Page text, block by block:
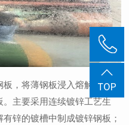
，将薄钢板浸入熔解的锌槽
主要采用连续镀锌工艺生
锌的镀槽中制成镀锌钢板；